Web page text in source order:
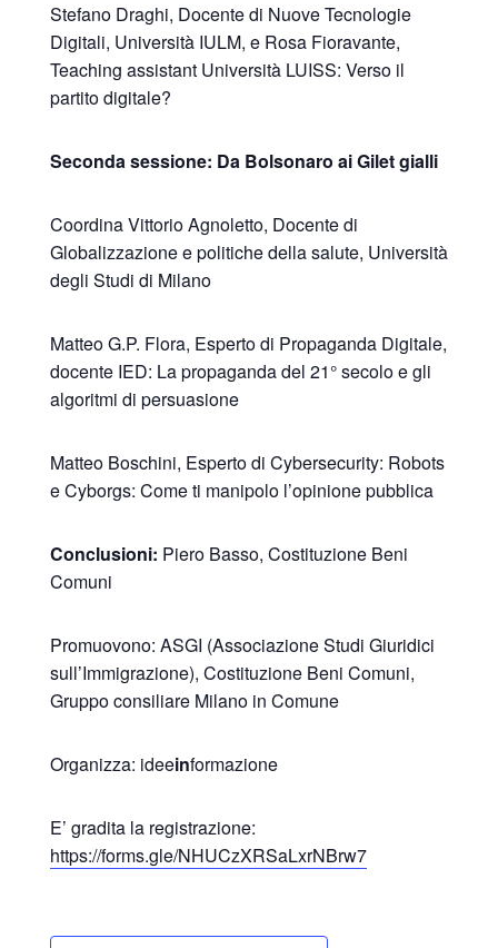
Stefano Draghi, Docente di Nuove Tecnologie
Digitali, Università IULM, e Rosa Fioravante,
Teaching assistant Università LUISS: Verso il
partito digitale?
Seconda sessione: Da Bolsonaro ai Gilet gialli
Coordina Vittorio Agnoletto, Docente di
Globalizzazione e politiche della salute, Università
degli Studi di Milano
Matteo G.P. Flora, Esperto di Propaganda Digitale,
docente IED: La propaganda del 21° secolo e gli
algoritmi di persuasione
Matteo Boschini, Esperto di Cybersecurity: Robots
e Cyborgs: Come ti manipolo l’opinione pubblica
Conclusioni: Piero Basso, Costituzione Beni
Comuni
Promuovono: ASGI (Associazione Studi Giuridici
sull’Immigrazione), Costituzione Beni Comuni,
Gruppo consiliare Milano in Comune
Organizza: ideeinformazione
E’ gradita la registrazione:
https://forms.gle/NHUCzXRSaLxrNBrw7